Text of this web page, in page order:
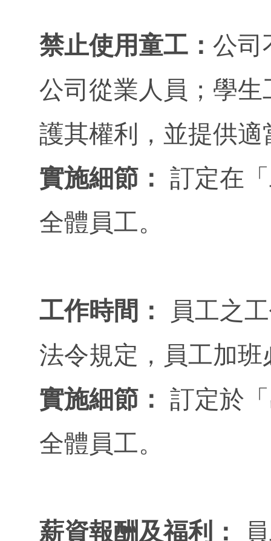
禁止使用童工： 公司
公司從業人員；學
護其權利，並提供
實施細節： 訂定在
全體員工。
工作時間：
員工之
法令規定，員工加
實施細節： 訂定於
全體員工。
薪資報酬及福利：